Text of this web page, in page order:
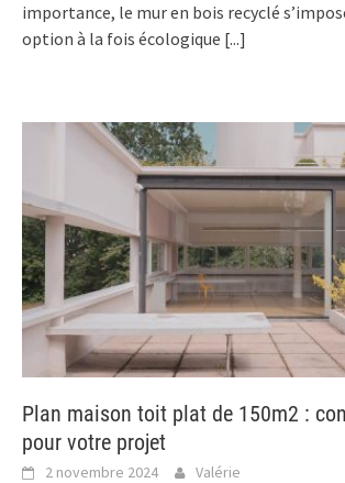
importance, le mur en bois recyclé
option à la fois écologique [...]
Plan maison toit plat de 150m2 :
pour votre projet
2 novembre 2024 Valérie